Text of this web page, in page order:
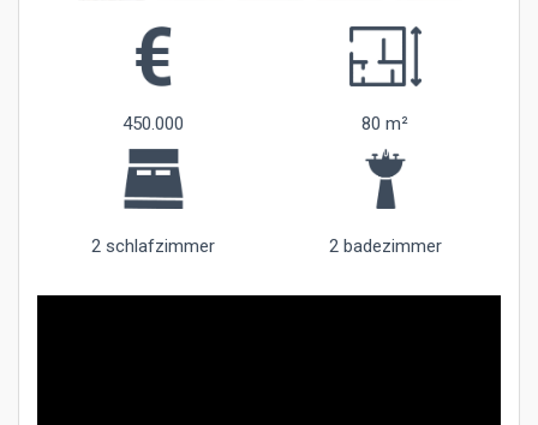
450.000 80 m²
2 schlafzimmer 2 badezimmer